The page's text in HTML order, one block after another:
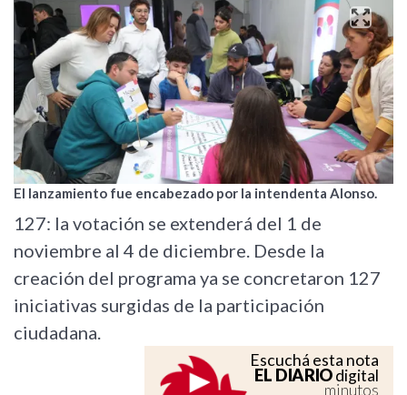
El lanzamiento fue encabezado por la intendenta Alonso.
127: la votación se extenderá del 1 de
noviembre al 4 de diciembre. Desde la
creación del programa ya se concretaron 127
iniciativas surgidas de la participación
ciudadana.
Escuchá esta nota
EL DIARIOdigital
minutos